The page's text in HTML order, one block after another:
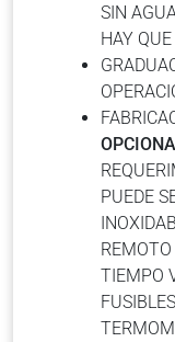
SIN
HAY
PUEDE
TIEMPO